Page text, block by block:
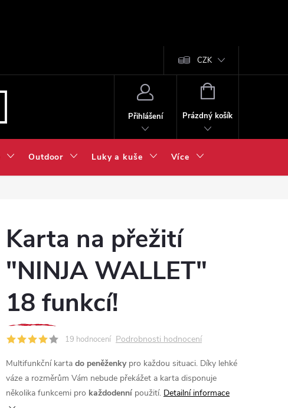
CZK
Přihlášení
NÁKUPNÍ
Prázdný košík
Outdoor Luky a kuše Více
Karta na přežití
"NINJA WALLET"
18 funkcí!
19 hodnocení Podrobnosti hodnocení
Multifunkční karta do peněženkypro každou situaci. Díky lehké
váze a rozměrům Vám nebude překážet a karta disponuje
několika funkcemi pro každodenní použití. Detailní informace